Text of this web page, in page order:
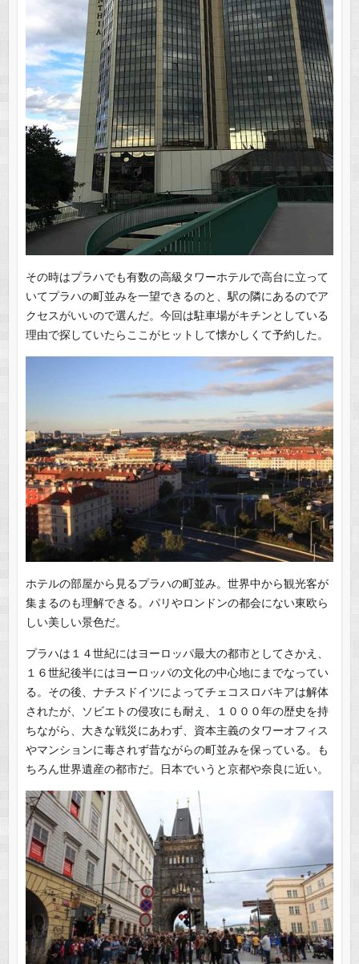
その時はプラハでも有数の高級タワーホテルで高台に立って
いてプラハの町並みを一望できるのと、駅の隣にあるのでア
クセスがいいので選んだ。今回は駐車場がキチンとしている
理由で探していたらここがヒットして懐かしくて予約した。
ホテルの部屋から見るプラハの町並み。世界中から観光客が
集まるのも理解できる。パリやロンドンの都会にない東欧ら
しい美しい景色だ。
プラハは１４世紀にはヨーロッパ最大の都市としてさかえ、
１６世紀後半にはヨーロッパの文化の中心地にまでなってい
る。その後、ナチスドイツによってチェコスロバキアは解体
されたが、ソビエトの侵攻にも耐え、１０００年の歴史を持
ちながら、大きな戦災にあわず、資本主義のタワーオフィス
やマンションに毒されず昔ながらの町並みを保っている。も
ちろん世界遺産の都市だ。日本でいうと京都や奈良に近い。